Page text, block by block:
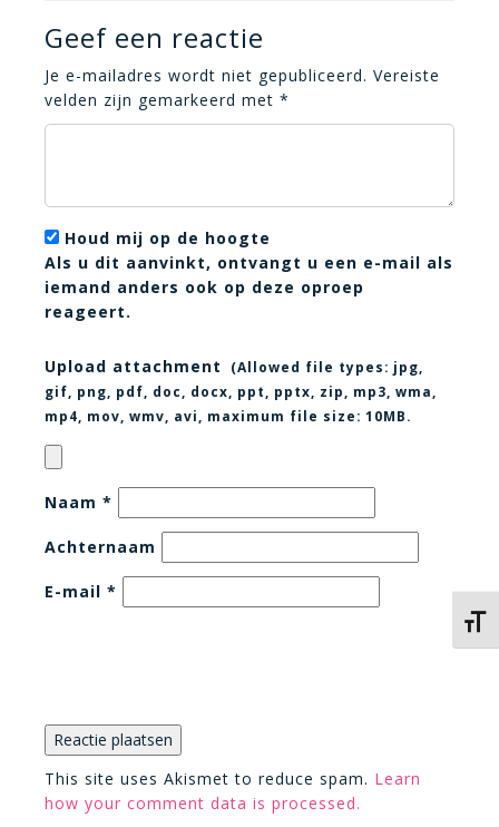
Geef een reactie
Je e-mailadres wordt niet gepubliceerd. Vereiste
velden zijn gemarkeerd met *
Houd mij op de hoogte
Als u dit aanvinkt, ontvangt u een e-mail als
iemand anders ook op deze oproep
reageert.
Upload attachment (Allowed file types: jpg,
gif, png, pdf, doc, docx, ppt, pptx, zip, mp3, wma,
mp4, mov, wmv, avi
, maximum file size: 10MB.
Naam *
Achternaam
E-mail *
This site uses Akismet to reduce spam. Learn
how your comment data is processed.